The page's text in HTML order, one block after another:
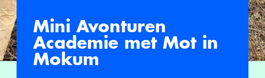
Mini Avonturen
Academie met Mot in
Mokum